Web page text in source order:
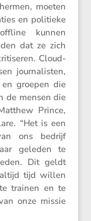
moeten
en politieke
kunnen
dat ze zich
Cloud­
journa­listen,
en groepen die
de mensen die
Prince,
“Het is een
ons bedrijf
geleden te
Dit geldt
tijd willen
trainen en te
onze missie